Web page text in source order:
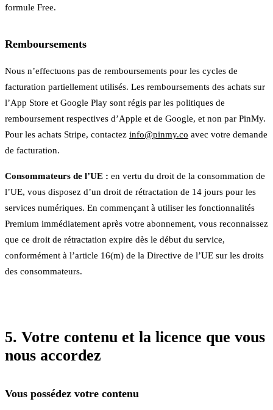
formule Free.
Remboursements
Nous n’effectuons pas de remboursements pour les cycles de
facturation partiellement utilisés. Les remboursements des achats sur
l’App Store et Google Play sont régis par les politiques de
remboursement respectives d’Apple et de Google, et non par PinMy.
Pour les achats Stripe, contactez info@pinmy.co avec votre demande
de facturation.
Consommateurs de l’UE : en vertu du droit de la consommation de
l’UE, vous disposez d’un droit de rétractation de 14 jours pour les
services numériques. En commençant à utiliser les fonctionnalités
Premium immédiatement après votre abonnement, vous reconnaissez
que ce droit de rétractation expire dès le début du service,
conformément à l’article 16(m) de la Directive de l’UE sur les droits
des consommateurs.
5. Votre contenu et la licence que vous
nous accordez
Vous possédez votre contenu